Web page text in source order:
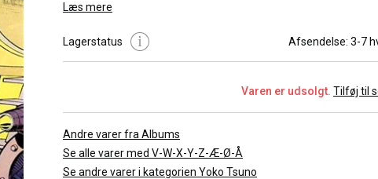
graduering af albums kan du læse
Det viste billede er repræsentativt for tegneserien. Kvaliteten
vil variere afhængig af den valgte stand.
Læs mere
Lagerstatus Afsendelse: 3-7
Varen er udsolgt. Tilføj til
Andre varer fra Albums
Se alle varer med V-W-X-Y-Z-Æ-Ø-Å
Se andre varer i kategorien Yoko Tsuno